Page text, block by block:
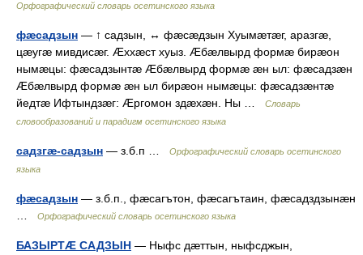
Орфографический словарь осетинского языка
фæсадзын — ↑ садзын, ↔ фæсæдзын Хуымæтæг, аразгæ,
цæугæ мивдисæг. Æххæст хуыз. Æбæлвырд формæ бирæон
нымæцы: фæсадзынтæ Æбæлвырд формæ æн ыл: фæсадзæн
Æбæлвырд формæ æн ыл бирæон нымæцы: фæсадзæнтæ
йедтæ Ифтындзæг: Æргомон здæхæн. Ны …
Словарь
словообразований и парадигм осетинского языка
садзгæ-садзын — з.б.п …
Орфографический словарь осетинского
языка
фæсадзын — з.б.п., фæсагътон, фæсагътаин, фæсадздзынæн
Орфографический словарь осетинского языка
БАЗЫРТÆ САДЗЫН — Ныфс дæттын, ныфсджын,